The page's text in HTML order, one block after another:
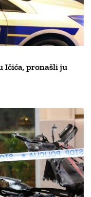
Ičića, pronašli ju